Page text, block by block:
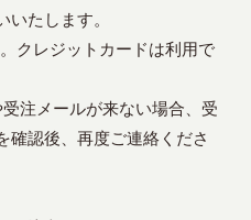
いたします。
クレジットカードは利用で
注メールが来ない場合、受
確認後、再度ご連絡くださ